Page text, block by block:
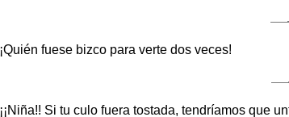
¡Quién fuese bizco para verte dos veces!
¡¡Niña!! Si tu culo fuera tostada, tendríamos que